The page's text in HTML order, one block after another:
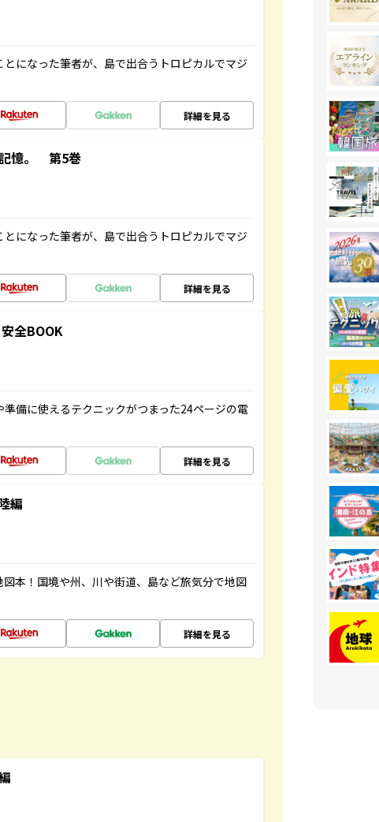
になった筆者が、島で出合うトロピカルでマジ
詳細を見る
憶。 第5巻
になった筆者が、島で出合うトロピカルでマジ
詳細を見る
全BOOK
備に使えるテクニックがつまった24ページの電
詳細を見る
編
本！国境や州、川や街道、島など旅気分で地図
詳細を見る